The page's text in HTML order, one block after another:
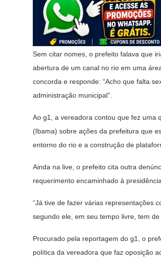
Sem citar nomes, o prefeito falava que
abertura de um canal no rio em uma
concorda e responde: “Acho que falta
administração municipal”.
Ao g1, a vereadora contou que fez uma
(Ibama) sobre ações da prefeitura que
entorno do rio e a construção de
Ainda na live, o prefeito cita outra
requerimento encaminhado à
“Já tive de fazer várias representações
segundo ele, em seu tempo livre, tem de
Procurado pela reportagem do g1, o
política da vereadora que faz oposição